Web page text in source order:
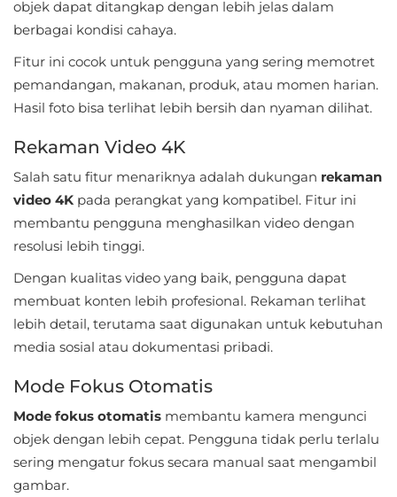
&
Buku
&
Referensi
Business
Comics
Dating
Education
Emulator
Entertainment
Events
objek dapat ditangkap dengan lebih jelas dalam
berbagai kondisi cahaya.
Fitur ini cocok untuk pengguna yang sering memotret
pemandangan, makanan, produk, atau momen harian.
Hasil foto bisa terlihat lebih bersih dan nyaman dilihat.
Rekaman Video 4K
Salah satu fitur menariknya adalah dukungan rekaman
video 4K pada perangkat yang kompatibel. Fitur ini
membantu pengguna menghasilkan video dengan
resolusi lebih tinggi.
Dengan kualitas video yang baik, pengguna dapat
membuat konten lebih profesional. Rekaman terlihat
lebih detail, terutama saat digunakan untuk kebutuhan
media sosial atau dokumentasi pribadi.
Mode Fokus Otomatis
Mode fokus otomatis membantu kamera mengunci
objek dengan lebih cepat. Pengguna tidak perlu terlalu
sering mengatur fokus secara manual saat mengambil
gambar.